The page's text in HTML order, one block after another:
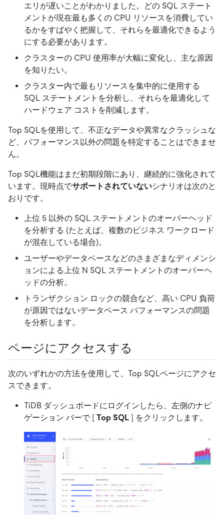
エリが遅いことがわかりました。どの SQL ステート
メントが現在最も多くの CPU リソースを消費してい
るかをすばやく把握して、それらを最適化できるよう
にする必要があります。
クラスターの CPU 使用率が大幅に変化し、主な原因
を知りたい。
クラスター内で最もリソースを集中的に使用する
SQL ステートメントを分析し、それらを最適化して
ハードウェア コストを削減します。
Top SQLを使用して、不正なデータや異常なクラッシュな
ど、パフォーマンス以外の問題を特定することはできませ
ん。
Top SQL機能はまだ初期段階にあり、継続的に強化されて
います。現時点でサポートされていないシナリオは次のと
おりです。
上位 5 以外の SQL ステートメントのオーバーヘッド
を分析する (たとえば、複数のビジネス ワークロード
が混在している場合)。
ユーザーやデータベースなどのさまざまなディメンシ
ョンによる上位 N SQL ステートメントのオーバーヘ
ッドの分析。
トランザクション ロックの競合など、高い CPU 負荷
が原因ではないデータベース パフォーマンスの問題
を分析します。
ページにアクセスする
次のいずれかの方法を使用して、Top SQLページにアクセ
スできます。
TiDB ダッシュボードにログインしたら、左側のナビ
ゲーション バーで [ Top SQL ] をクリックします。